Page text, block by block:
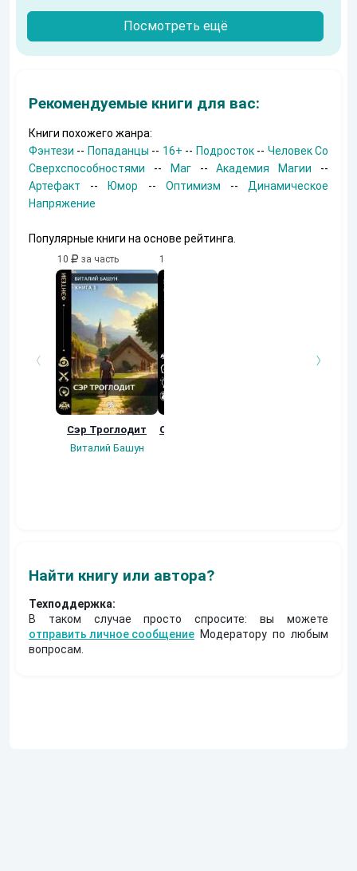
Посмотреть ещё
Рекомендуемые книги для вас:
Книги похожего жанра:
Фэнтези -- Попаданцы -- 16+ -- Подросток-- Человек Со
Сверхспособностями -- Маг--Академия Магии --
Артефакт -- Юмор -- Оптимизм -- Динамическое
Напряжение
Популярные книги на основе рейтинга.
10 за часть
Сэр Троглодит
Виталий Башун
10
Осколки прошлого
Найти книгу или автора?
Техподдержка:
В таком случае просто спросите: вы можете
отправить личное сообщение Модератору по любым
вопросам.